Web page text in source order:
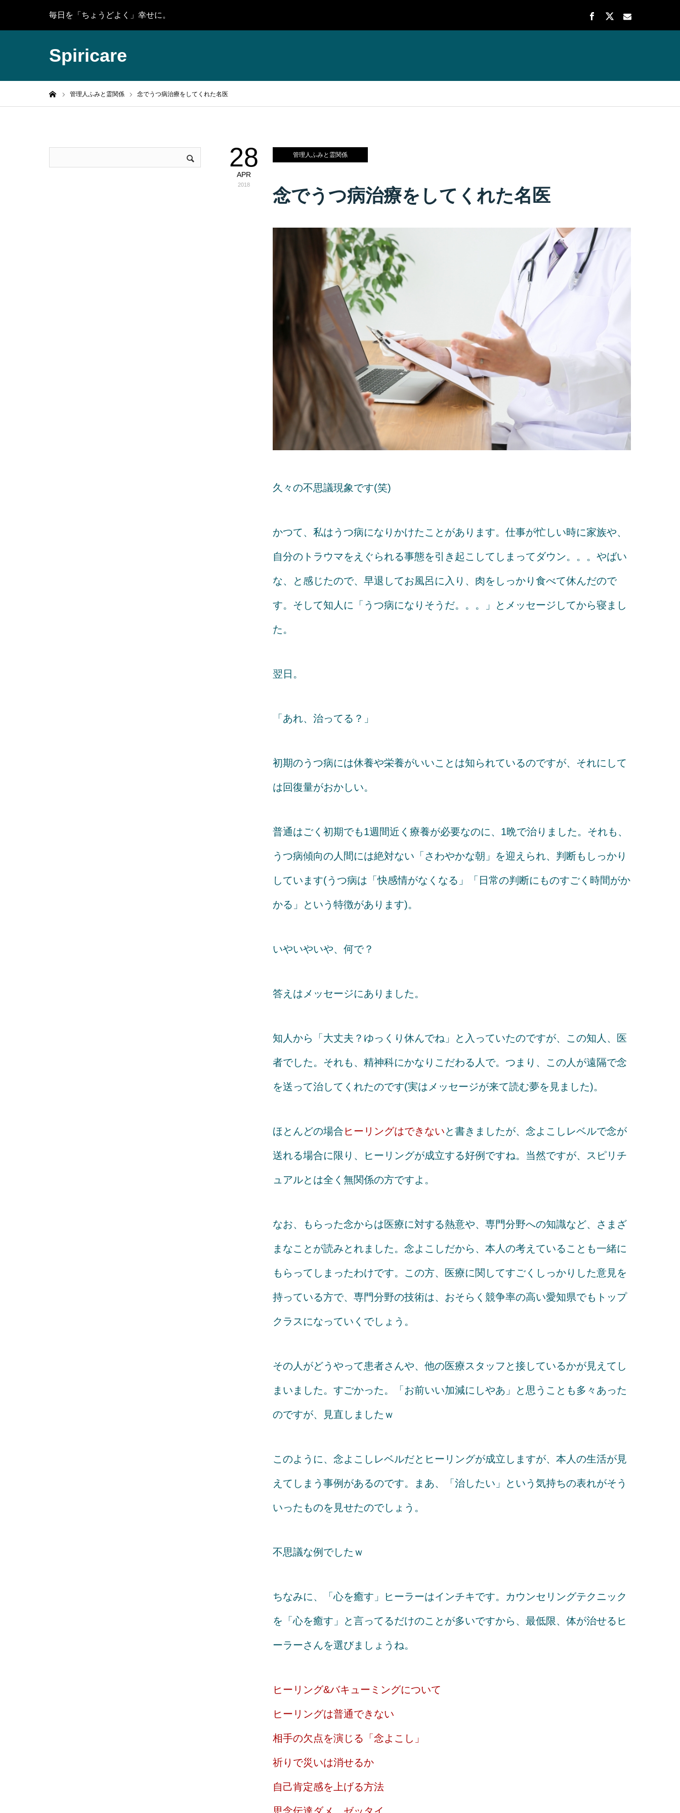
毎日を「ちょうどよく」幸せに。
Spiricare
管理人ふみと霊関係 念でうつ病治療をしてくれた名医
28
APR
2018
管理人ふみと霊関係
念でうつ病治療をしてくれた名医
久々の不思議現象です(笑)
かつて、私はうつ病になりかけたことがあります。仕事が忙しい時に家族や、
自分のトラウマをえぐられる事態を引き起こしてしまってダウン。。。やばい
な、と感じたので、早退してお風呂に入り、肉をしっかり食べて休んだので
す。そして知人に「うつ病になりそうだ。。。」とメッセージしてから寝まし
た。
翌日。
「あれ、治ってる？」
初期のうつ病には休養や栄養がいいことは知られているのですが、それにして
は回復量がおかしい。
普通はごく初期でも1週間近く療養が必要なのに、1晩で治りました。それも、
うつ病傾向の人間には絶対ない「さわやかな朝」を迎えられ、判断もしっかり
しています(うつ病は「快感情がなくなる」「日常の判断にものすごく時間がか
かる」という特徴があります)。
いやいやいや、何で？
答えはメッセージにありました。
知人から「大丈夫？ゆっくり休んでね」と入っていたのですが、この知人、医
者でした。それも、精神科にかなりこだわる人で。つまり、この人が遠隔で念
を送って治してくれたのです(実はメッセージが来て読む夢を見ました)。
ほとんどの場合 ヒーリングはできないと書きましたが、念よこしレベルで念が
送れる場合に限り、ヒーリングが成立する好例ですね。当然ですが、スピリチ
ュアルとは全く無関係の方ですよ。
なお、もらった念からは医療に対する熱意や、専門分野への知識など、さまざ
まなことが読みとれました。念よこしだから、本人の考えていることも一緒に
もらってしまったわけです。この方、医療に関してすごくしっかりした意見を
持っている方で、専門分野の技術は、おそらく競争率の高い愛知県でもトップ
クラスになっていくでしょう。
その人がどうやって患者さんや、他の医療スタッフと接しているかが見えてし
まいました。すごかった。「お前いい加減にしやあ」と思うことも多々あった
のですが、見直しましたｗ
このように、念よこしレベルだとヒーリングが成立しますが、本人の生活が見
えてしまう事例があるのです。まあ、「治したい」という気持ちの表れがそう
いったものを見せたのでしょう。
不思議な例でしたｗ
ちなみに、「心を癒す」ヒーラーはインチキです。カウンセリングテクニック
を「心を癒す」と言ってるだけのことが多いですから、最低限、体が治せるヒ
ーラーさんを選びましょうね。
ヒーリング&バキューミングについて
ヒーリングは普通できない
相手の欠点を演じる「念よこし」
祈りで災いは消せるか
自己肯定感を上げる方法